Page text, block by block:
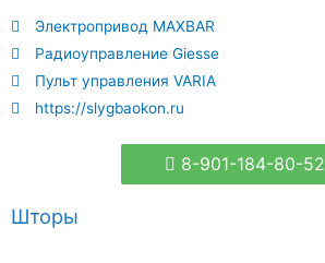
Шторы
Электропривод MAXBAR
Радиоуправление Giesse
Пульт управления VARIA
https://slygbaokon.ru
8-901-184-80-52